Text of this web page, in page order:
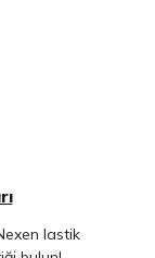
lastik